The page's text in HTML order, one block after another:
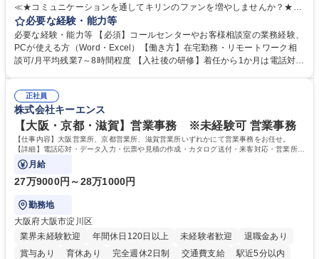
≪★コミュニケーションを通してキリンのファンを増やしませんか？★≫
お客様のお声をより良い商品づくりに活かしていく上で、窓口となるお客
様相談室でのお仕事です。 日々お客様からいただくキリングループへのご
意見を、企業活動に活かしています。お客様からの声に迅速かつ誠意をも
って対応、情報提供するとともにグループ内活動に反映しています。 【具
平均100件前後■メール・手紙：同上40件前後 募集職種 中野本社【お客様
相談室】お客様のお声をもとにより良い商品づくりへ貢献
必要な経験・能力等
必要な経験・能力等 【必須】コールセンターやお客様相談室の業務経験、
PCが使える方（Word・Excel）【働き方】在宅勤務・リモートワーク相
談可/月平均残業7～8時間程度 【入社後の研修】着任から1か月は電話対応
すのでご安心ください。 【当社について】キリングループの広報機能を担
う会社として、お客様との出会いを大切にし、磨き上げたホスピタリティ
を込めてコミュニケーションをとりながら広報関連業務を行っておりま
す。 学歴・資格 学歴：大学院 大学 高専 短大 専修学校 高校 語学力： 資
格：
正社員
株式会社キーエンス
【大阪・京都・滋賀】営業事務 ※未経験可 営業事務
【仕事内容】大阪営業所、京都営業所、滋賀営業所いずれかにて営業事務をお任せ。
【詳細】電話応対・データ入力・伝票や見積の作成・カタログ送付・来客対応・営業所内
で発生する事務業務や業務改善をお任せ。
月給
27万9000円～28万1000円
勤務地
大阪府大阪市淀川区
業界未経験歓迎
年間休日120日以上 未経験者歓迎
退職金あり
賞与あり
育休あり 完全週休2日制 交通費支給
駅近5分以内